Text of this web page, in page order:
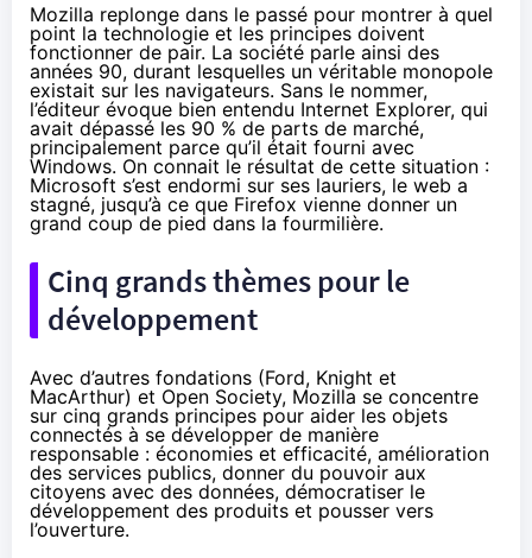
Mozilla replonge dans le passé pour montrer à quel
point la technologie et les principes doivent
fonctionner de pair. La société parle ainsi des
années 90, durant lesquelles un véritable monopole
existait sur les navigateurs. Sans le nommer,
l’éditeur évoque bien entendu Internet Explorer, qui
avait dépassé les 90 % de parts de marché,
principalement parce qu’il était fourni avec
Windows. On connait le résultat de cette situation :
Microsoft s’est endormi sur ses lauriers, le web a
stagné, jusqu’à ce que Firefox vienne donner un
grand coup de pied dans la fourmilière.
Cinq grands thèmes pour le
développement
Avec d’autres fondations (Ford, Knight et
MacArthur) et Open Society, Mozilla se concentre
sur cinq grands principes pour aider les objets
connectés à se développer de manière
responsable : économies et efficacité, amélioration
des services publics, donner du pouvoir aux
citoyens avec des données, démocratiser le
développement des produits et pousser vers
l’ouverture.